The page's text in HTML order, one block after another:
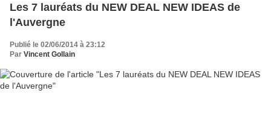
Les 7 lauréats du NEW DEAL NEW IDEAS de
l'Auvergne
Publié le 02/06/2014 à 23:12
Par Vincent Gollain